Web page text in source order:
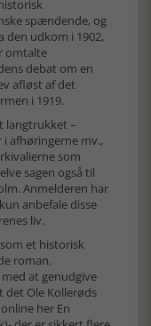
spændende, og
den udkom i 1902,
omtalte
debat om en
afløst af det
i 1919.
langtrukket –
i afhøringerne mv.,
som
sagen også til
Anmelderen har
anbefale disse
liv.
et historisk
roman.
at genudgive
Ole Kollerøds
her En